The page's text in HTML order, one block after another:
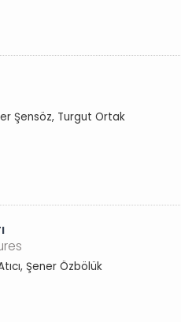
Şensöz, Turgut Ortak
Şener Özbölük